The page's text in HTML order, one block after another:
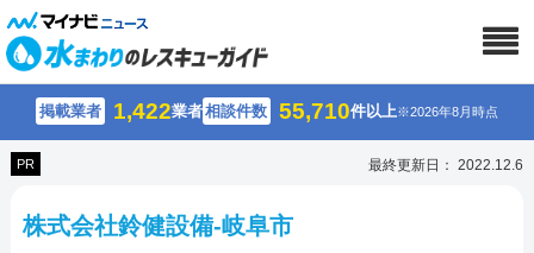
掲載業者 1,422業者相談件数 55,710件以上※2026年8月時点
PR 最終更新日： 2022.12.6
株式会社鈴健設備-岐阜市